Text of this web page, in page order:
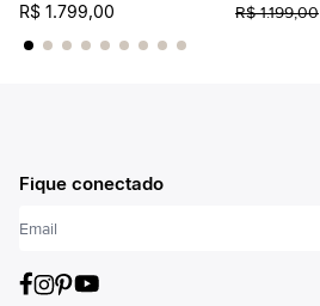
R$ 1.799,00
R$ 1.199,00
Fique conectado